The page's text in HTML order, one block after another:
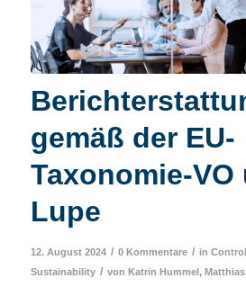
gemäß der EU-
Taxonomie-VO
Lupe
12. August 2024 / 0 Kommentare / in
Sustainability / von Katrin Hummel,